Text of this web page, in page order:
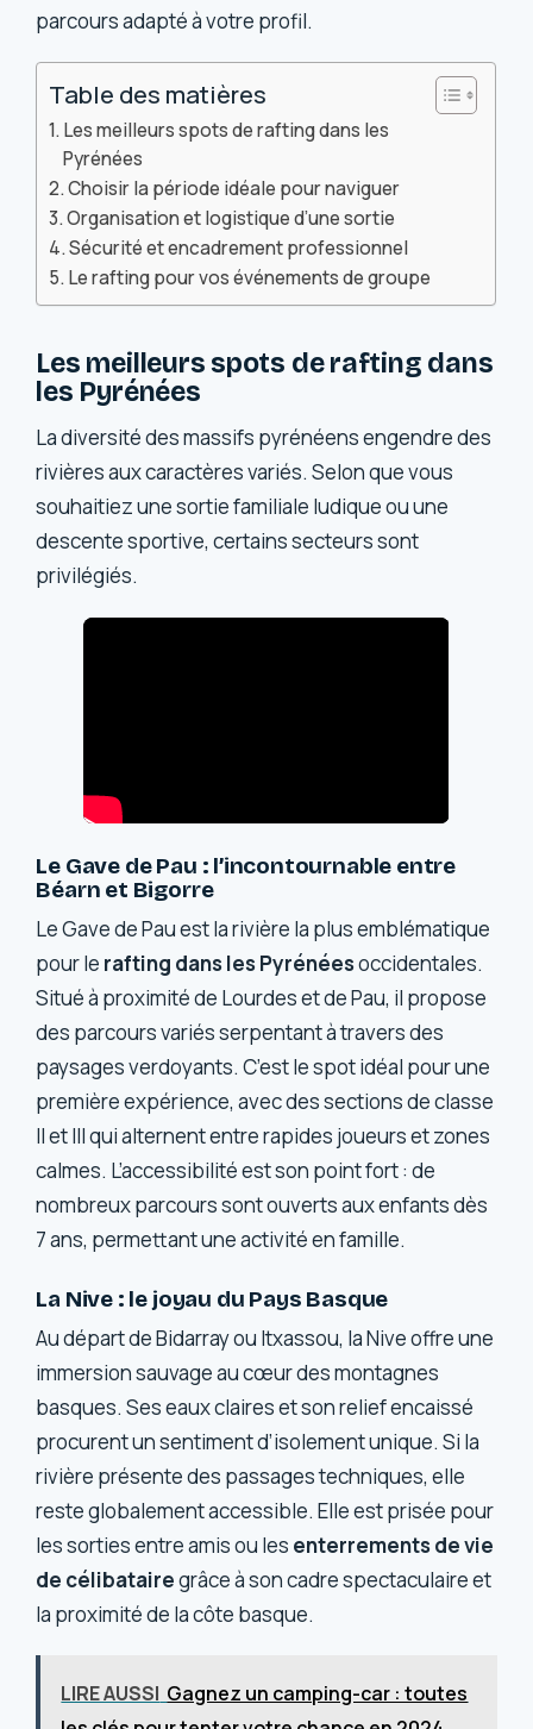
parcours adapté à votre profil.
Table des matières
Les meilleurs spots de rafting dans les
Pyrénées
Choisir la période idéale pour naviguer
Organisation et logistique d’une sortie
Sécurité et encadrement professionnel
Le rafting pour vos événements de groupe
Les meilleurs spots de rafting dans
les Pyrénées
La diversité des massifs pyrénéens engendre des
rivières aux caractères variés. Selon que vous
souhaitiez une sortie familiale ludique ou une
descente sportive, certains secteurs sont
privilégiés.
Le Gave de Pau : l’incontournable entre
Béarn et Bigorre
Le Gave de Pau est la rivière la plus emblématique
pour le rafting dans les Pyrénéesoccidentales.
Situé à proximité de Lourdes et de Pau, il propose
des parcours variés serpentant à travers des
paysages verdoyants. C’est le spot idéal pour une
première expérience, avec des sections de classe
II et III qui alternent entre rapides joueurs et zones
calmes. L’accessibilité est son point fort : de
nombreux parcours sont ouverts aux enfants dès
7 ans, permettant une activité en famille.
La Nive : le joyau du Pays Basque
Au départ de Bidarray ou Itxassou, la Nive offre une
immersion sauvage au cœur des montagnes
basques. Ses eaux claires et son relief encaissé
procurent un sentiment d’isolement unique. Si la
rivière présente des passages techniques, elle
reste globalement accessible. Elle est prisée pour
les sorties entre amis ou les enterrements de vie
de célibatairegrâce à son cadre spectaculaire et
la proximité de la côte basque.
LIRE AUSSI Gagnez un camping-car : toutes